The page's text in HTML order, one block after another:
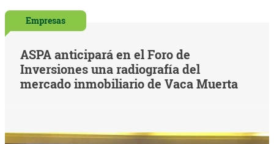
Empresas
ASPA anticipará en el Foro de
Inversiones una radiografía del
mercado inmobiliario de Vaca Muerta